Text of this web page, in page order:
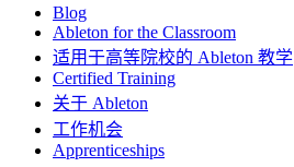
Blog
Ableton for the Classroom
适用于高等院校的 Ableton 教学
Certified Training
关于 Ableton
工作机会
Apprenticeships